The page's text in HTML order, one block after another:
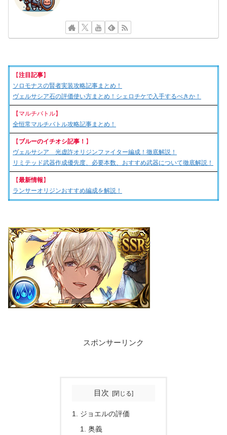
【注目記事】
ソロモナスの賢者実装攻略記事まとめ！
ヴェルサシア石の評価使い方まとめ！シェロチケで入手するべきか！
【マルチバトル】
全恒常マルチバトル攻略記事まとめ！
【ブルーのイチオシ記事！ 】
ヴェルサシア 光虚詐オリジンファイター編成！徹底解説！
リミテッド武器作成優先度、必要本数、おすすめ武器について徹底解説！
【最新情報】
ランサーオリジンおすすめ編成を解説！
スポンサーリンク
目次
ジョエルの評価
奥義